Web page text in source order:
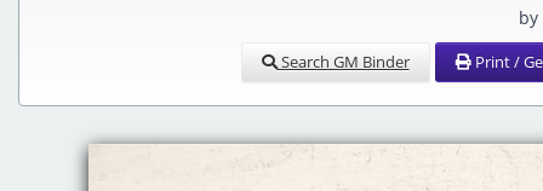
Search GM Binder Print /